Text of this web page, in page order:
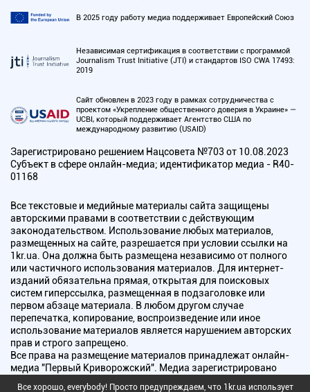
В 2025 году работу медиа поддерживает Европейский Союз
Независимая сертификация в соответствии с программой
Journalism Trust Initiative (JTI) и стандартов ISO CWA 17493:
2019
Сайт обновлен в 2023 году в рамках сотрудничества с
проектом «Укрепление общественного доверия в Украине» —
UCBI, который поддерживает Агентство США по
международному развитию (USAID)
Зарегистрировано решением Нацсовета №703 от 10.08.2023
Субъект в сфере онлайн-медиа; идентификатор медиа - R40-
01168
Все текстовые и медийные материалы сайта защищены
авторскими правами в соответствии с действующим
законодательством. Использование любых материалов,
размещенных на сайте, разрешается при условии ссылки на
1kr.ua. Она должна быть размещена независимо от полного
или частичного использования материалов. Для интернет-
изданий обязательна прямая, открытая для поисковых
систем гиперссылка, размещенная в подзаголовке или
первом абзаце материала. В любом другом случае
перепечатка, копирование, воспроизведение или иное
использование материалов является нарушением авторских
прав и строго запрещено.
Все права на размещение материалов принадлежат онлайн-
медиа "Первый Криворожский". Медиа зарегистрировано
Все хорошо, everybody! Просто предупреждаем, что 1kr.ua использует